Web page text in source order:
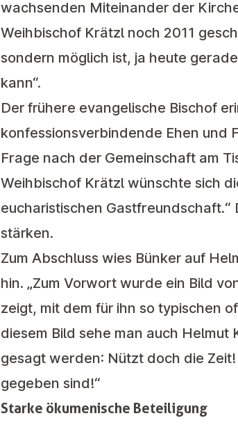
wachsenden Miteinander der
Weihbischof Krätzl noch 2011
sondern möglich ist, ja heute
kann“.
Der frühere evangelische Bischof
konfessionsverbindende Ehen und
Frage nach der Gemeinschaft am
Weihbischof Krätzl wünschte sich
eucharistischen
stärken.
Zum Abschluss wies Bünker auf
hin. „Zum Vorwort wurde ein Bild
zeigt, mit dem für ihn so typischen
diesem Bild sehe man auch Helmut
gesagt werden: Nützt doch die
gegeben sind!“
Starke ökumenische Beteiligung